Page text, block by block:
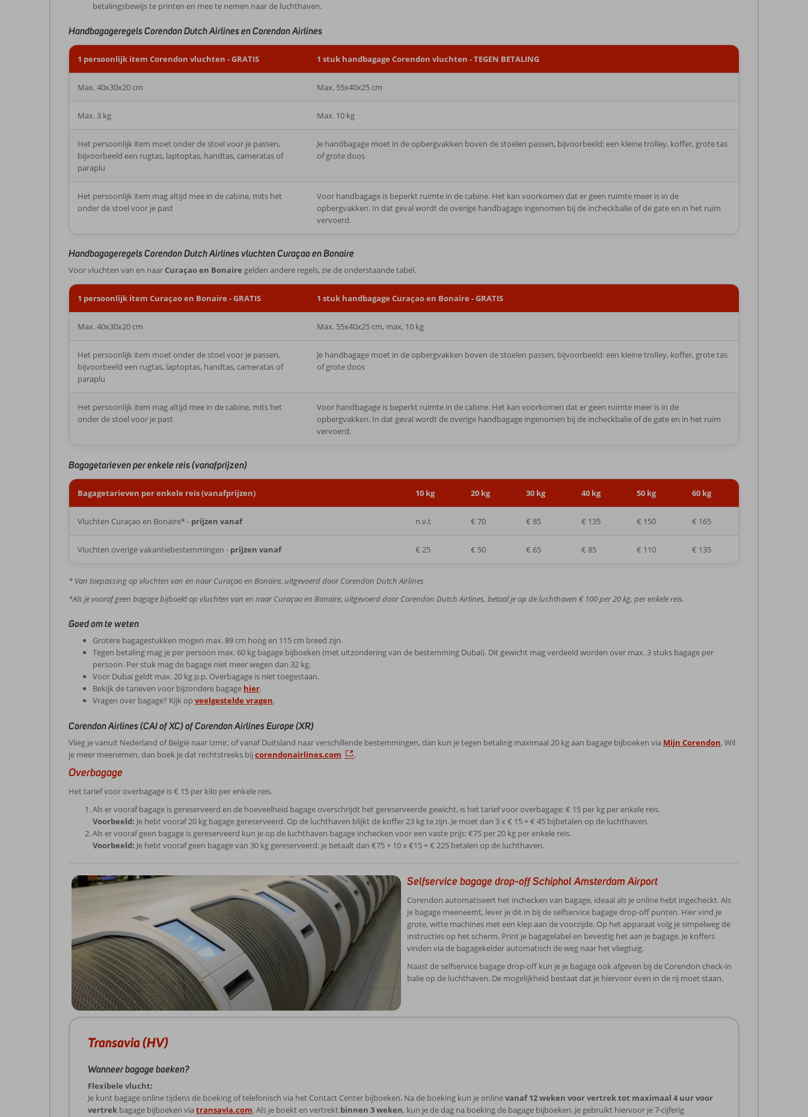
betalingsbewijs te printen en mee te nemen naar de luchthaven.
Handbagageregels Corendon Dutch Airlines en Corendon Airlines
1 persoonlijk item Corendon vluchten - GRATIS 1 stuk handbagage Corendon vluchten - TEGEN BETALING
Max. 40x30x20 cm Max. 55x40x25 cm
Max. 3 kg Max. 10 kg
Het persoonlijk item moet onder de stoel voor je passen,
bijvoorbeeld een rugtas, laptoptas, handtas, cameratas of
paraplu
Je handbagage moet in de opbergvakken boven de stoelen passen, bijvoorbeeld: een kleine trolley, koffer, grote tas
of grote doos
Het persoonlijk item mag altijd mee in de cabine, mits het
onder de stoel voor je past
Voor handbagage is beperkt ruimte in de cabine. Het kan voorkomen dat er geen ruimte meer is in de
opbergvakken. In dat geval wordt de overige handbagage ingenomen bij de incheckbalie of de gate en in het ruim
vervoerd.
Handbagageregels Corendon Dutch Airlines vluchten Curaçao en Bonaire
Voor vluchten van en naarCuraçao en Bonaire gelden andere regels, zie de onderstaande tabel.
1 persoonlijk item Curaçao en Bonaire - GRATIS 1 stuk handbagage Curaçao en Bonaire - GRATIS
Max. 40x30x20 cm Max. 55x40x25 cm, max. 10 kg
Het persoonlijk item moet onder de stoel voor je passen,
bijvoorbeeld een rugtas, laptoptas, handtas, cameratas of
paraplu
Je handbagage moet in de opbergvakken boven de stoelen passen, bijvoorbeeld: een kleine trolley, koffer, grote tas
of grote doos
Het persoonlijk item mag altijd mee in de cabine, mits het
onder de stoel voor je past
Voor handbagage is beperkt ruimte in de cabine. Het kan voorkomen dat er geen ruimte meer is in de
opbergvakken. In dat geval wordt de overige handbagage ingenomen bij de incheckbalie of de gate en in het ruim
vervoerd.
Bagagetarieven per enkele reis (vanafprijzen)
Bagagetarieven per enkele reis (vanafprijzen) 10 kg 20 kg 30 kg 40 kg 50 kg 60 kg
Vluchten Curaçao en Bonaire* - prijzen vanaf n.v.t € 70 € 85 € 135 € 150 € 165
Vluchten overige vakantiebestemmingen - prijzen vanaf € 25 € 50 € 65 € 85 € 110 € 135
* Van toepassing op vluchten van en naar Curaçao en Bonaire, uitgevoerd door Corendon Dutch Airlines
*Als je vooraf geen bagage bijboekt op vluchten van en naar Curaçao en Bonaire, uitgevoerd door Corendon Dutch Airlines, betaal je op de luchthaven € 100 per 20 kg, per enkele reis.
Goed om te weten
Grotere bagagestukken mogen max. 89 cm hoog en 115 cm breed zijn.
Tegen betaling mag je per persoon max. 60 kg bagage bijboeken (met uitzondering van de bestemming Dubai). Dit gewicht mag verdeeld worden over max. 3 stuks bagage per
persoon. Per stuk mag de bagage niet meer wegen dan 32 kg.
Voor Dubai geldt max. 20 kg p.p. Overbagage is niet toegestaan.
Bekijk de tarieven voor bijzondere bagage hier.
Vragen over bagage? Kijk op veelgestelde vragen.
Corendon Airlines (CAI of XC) of Corendon Airlines Europe (XR)
Vlieg je vanuit Nederland of België naar Izmir, of vanaf Duitsland naar verschillende bestemmingen, dan kun je tegen betaling maximaal 20 kg aan bagage bijboeken via Mijn Corendon. Wil
je meer meenemen, dan boek je dat rechtstreeks bij corendonairlines.com .
Overbagage
Het tarief voor overbagage is € 15 per kilo per enkele reis.
Als er vooraf bagage is gereserveerd en de hoeveelheid bagage overschrijdt het gereserveerde gewicht, is het tarief voor overbagage: € 15 per kg per enkele reis.
Voorbeeld: Je hebt vooraf 20 kg bagage gereserveerd. Op de luchthaven blijkt de koffer 23 kg te zijn. Je moet dan 3 x € 15 = € 45 bijbetalen op de luchthaven.
Als er vooraf geen bagage is gereserveerd kun je op de luchthaven bagage inchecken voor een vaste prijs: €75 per 20 kg per enkele reis.
Voorbeeld: Je hebt vooraf geen bagage van 30 kg gereserveerd: je betaalt dan €75 + 10 x €15 = € 225 betalen op de luchthaven.
Selfservice bagage drop-off Schiphol Amsterdam Airport
Corendon automatiseert het inchecken van bagage, ideaal als je online hebt ingecheckt. Als
je bagage meeneemt, lever je dit in bij de selfservice bagage drop-off punten. Hier vind je
grote, witte machines met een klep aan de voorzijde. Op het apparaat volg je simpelweg de
instructies op het scherm. Print je bagagelabel en bevestig het aan je bagage. Je koffers
vinden via de bagagekelder automatisch de weg naar het vliegtuig.
Naast de selfservice bagage drop-off kun je je bagage ook afgeven bij de Corendon check-in
balie op de luchthaven. De mogelijkheid bestaat dat je hiervoor even in de rij moet staan.
Transavia (HV)
Wanneer bagage boeken?
Flexibele vlucht:
Je kunt bagage online tijdens de boeking of telefonisch via het Contact Center bijboeken. Na de boeking kun je onlinevanaf 12 weken voor vertrek tot maximaal 4 uur voor
vertrek bagage bijboeken via transavia.com. Als je boekt en vertrekt binnen 3 weken, kun je de dag na boeking de bagage bijboeken. Je gebruikt hiervoor je 7-cijferig